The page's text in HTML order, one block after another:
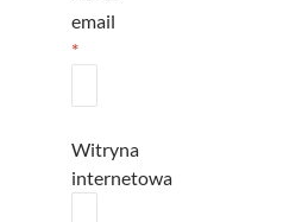
email
*
Witryna
internetowa